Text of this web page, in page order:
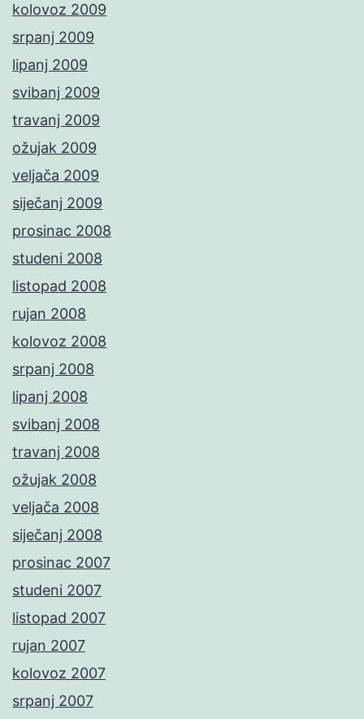
kolovoz 2009
srpanj 2009
lipanj 2009
svibanj 2009
travanj 2009
ožujak 2009
veljača 2009
siječanj 2009
prosinac 2008
studeni 2008
listopad 2008
rujan 2008
kolovoz 2008
srpanj 2008
lipanj 2008
svibanj 2008
travanj 2008
ožujak 2008
veljača 2008
siječanj 2008
prosinac 2007
studeni 2007
listopad 2007
rujan 2007
kolovoz 2007
srpanj 2007